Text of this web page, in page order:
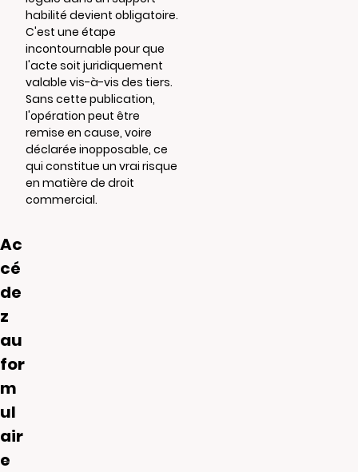
habilité devient obligatoire.
C'est une étape
incontournable pour que
l'acte soit juridiquement
valable vis-à-vis des tiers.
Sans cette publication,
l'opération peut être
remise en cause, voire
déclarée inopposable, ce
qui constitue un vrai risque
en matière de droit
commercial.
Ac
cé
de
z
au
for
m
ul
air
e